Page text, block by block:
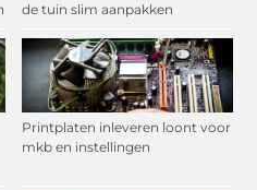
de tuin slim aanpakken
Printplaten inleveren loont voor
mkb en instellingen